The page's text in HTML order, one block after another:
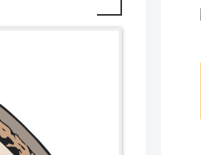
【盗撮・覗き】長身スレンダ